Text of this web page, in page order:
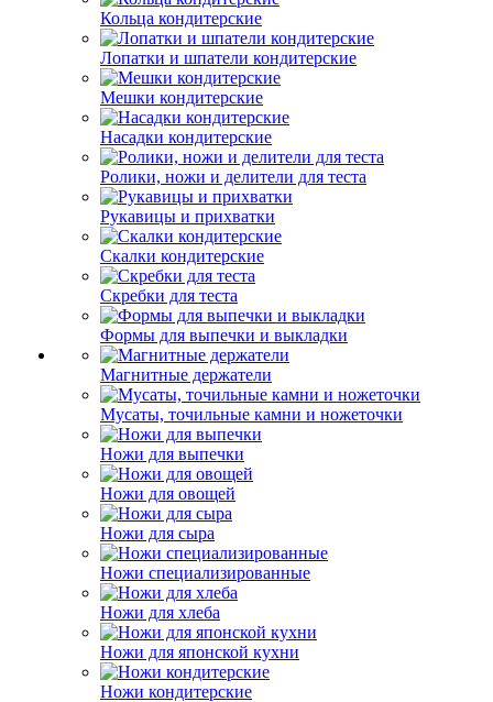
Кольца кондитерские
Лопатки и шпатели кондитерские
Мешки кондитерские
Насадки кондитерские
Ролики, ножи и делители для теста
Рукавицы и прихватки
Скалки кондитерские
Скребки для теста
Формы для выпечки и выкладки
Магнитные держатели
Мусаты, точильные камни и ножеточки
Ножи для выпечки
Ножи для овощей
Ножи для сыра
Ножи специализированные
Ножи для хлеба
Ножи для японской кухни
Ножи кондитерские